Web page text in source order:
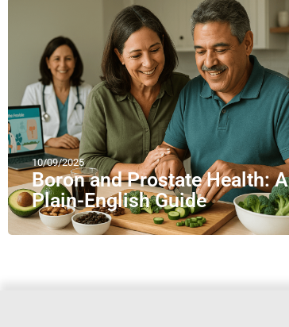
10/09/2025
Boron and Prostate Health: A
Plain-English Guide